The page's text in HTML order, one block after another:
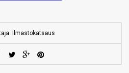
Ilmastokatsaus